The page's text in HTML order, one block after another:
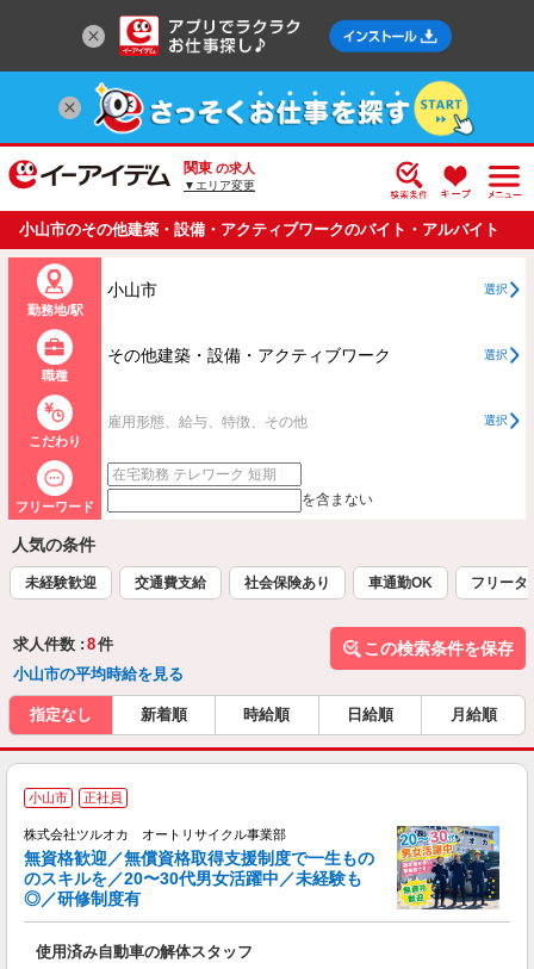
関東 の求人
▼エリア変更
小山市のその他建築・設備・アクティブワークのバイト・アルバイト
・パートの求人情報一覧
勤務地/駅
小山市 選択
職種
その他建築・設備・アクティブワーク 選択
こだわり
雇用形態、給与、特徴、その他 選択
フリーワード を含まない
人気の条件
未経験歓迎 交通費支給 社会保険あり 車通勤OK フリータ
求人件数 : 8件
小山市の平均時給を見る
この検索条件を保存
指定なし 新着順 時給順 日給順 月給順
小山市 正社員
株式会社ツルオカ オートリサイクル事業部
無資格歓迎／無償資格取得支援制度で一生もの
のスキルを／20〜30代男女活躍中／未経験も
◎／研修制度有
使用済み自動車の解体スタッフ